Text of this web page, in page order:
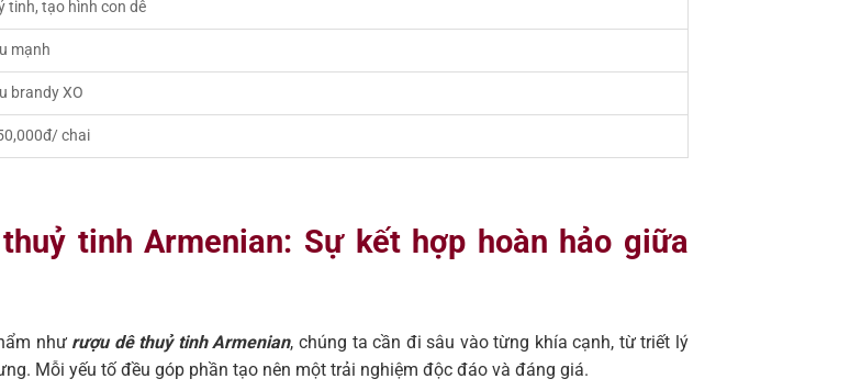
tinh, tạo hình con dê
mạnh
brandy XO
chai
tinh Armenian: Sự kết hợp hoàn hảo giữa
như rượu dê thuỷ tinh Armenian, chúng ta cần đi sâu vào từng khía cạnh, từ triết lý
Mỗi yếu tố đều góp phần tạo nên một trải nghiệm độc đáo và đáng giá.